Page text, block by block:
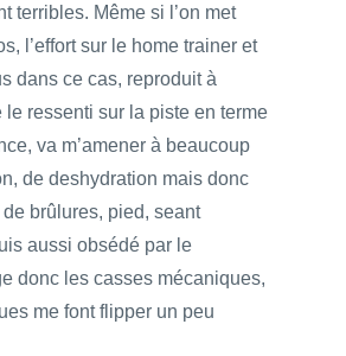
terribles. Même si l’on met
l’effort sur le home trainer et
dans ce cas, reproduit à
le ressenti sur la piste en terme
va m’amener à beaucoup
de deshydration mais donc
brûlures, pied, seant
aussi obsédé par le
donc les casses mécaniques,
me font flipper un peu